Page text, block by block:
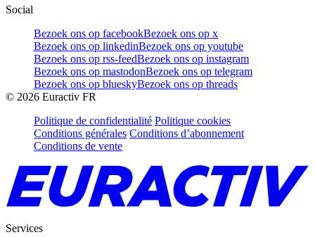
Social
Bezoek ons op facebookBezoek ons op x
Bezoek ons op linkedinBezoek ons op youtube
Bezoek ons op rss-feedBezoek ons op instagram
Bezoek ons op mastodonBezoek ons op telegram
Bezoek ons op blueskyBezoek ons op threads
© 2026 Euractiv FR
Politique de confidentialité Politique cookies
Conditions générales Conditions d’abonnement
Conditions de vente
Services